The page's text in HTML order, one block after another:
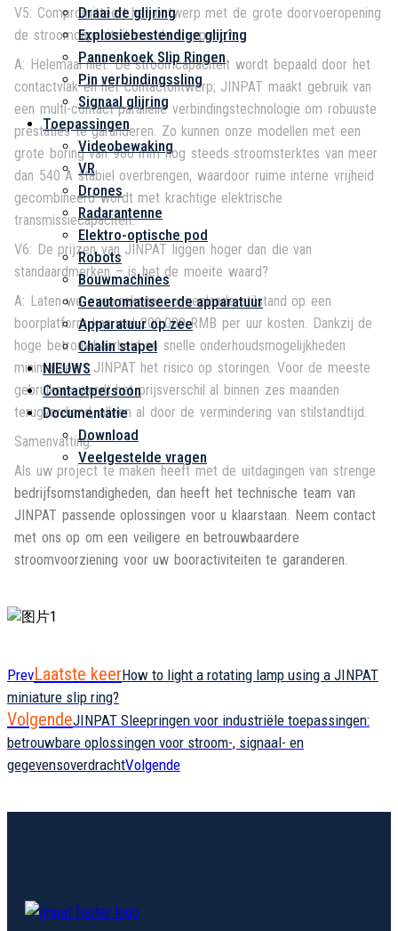
Draai de glijring
Explosiebestendige glijring
Pannenkoek Slip Ringen
Pin verbindingssling
Signaal glijring
Toepassingen
Videobewaking
VR
Drones
Radarantenne
Elektro-optische pod
Robots
Bouwmachines
Geautomatiseerde apparatuur
Apparatuur op zee
Chalin stapel
NIEUWS
Contactpersoon
Documentatie
Download
Veelgestelde vragen
V5: Compromitteert het ontwerp met de grote doorvoeropening
de stroomcapaciteit van de sleepring?
A: Helemaal niet. De stroomcapaciteit wordt bepaald door het
contactvlak en het contactontwerp; JINPAT maakt gebruik van
een multi-contact parallelle verbindingstechnologie om robuuste
prestaties te garanderen. Zo kunnen onze modellen met een
grote boring van 980 mm nog steeds stroomsterktes van meer
dan 540 A stabiel overbrengen, waardoor ruime interne vrijheid
gecombineerd wordt met krachtige elektrische
transmissiecapaciteit.
V6: De prijzen van JINPAT liggen hoger dan die van
standaardmerken – is het de moeite waard?
A: Laten we even rekenen: ongeplande stilstand op een
boorplatform kan wel 200.000 RMB per uur kosten. Dankzij de
hoge betrouwbaarheid en snelle onderhoudsmogelijkheden
minimaliseert JINPAT het risico op storingen. Voor de meeste
gebruikers wordt het prijsverschil al binnen zes maanden
terugverdiend, alleen al door de vermindering van stilstandtijd.
Samenvatting:
Als uw project te maken heeft met de uitdagingen van strenge
bedrijfsomstandigheden, dan heeft het technische team van
JINPAT passende oplossingen voor u klaarstaan. Neem contact
met ons op om een veiligere en betrouwbaardere
stroomvoorziening voor uw booractiviteiten te garanderen.
PrevLaatste keerHow to light a rotating lamp using a JINPAT
miniature slip ring?
VolgendeJINPAT Sleepringen voor industriële toepassingen:
betrouwbare oplossingen voor stroom-, signaal- en
gegevensoverdrachtVolgende